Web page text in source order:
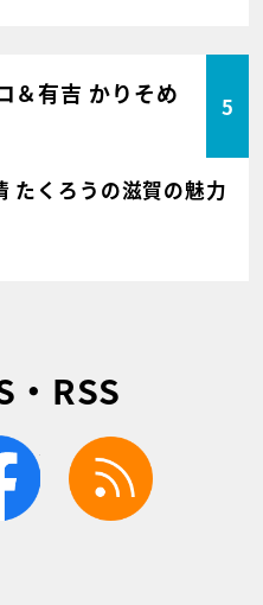
＆有吉 かりそめ
5
たくろうの滋賀の魅力
・RSS
facebook